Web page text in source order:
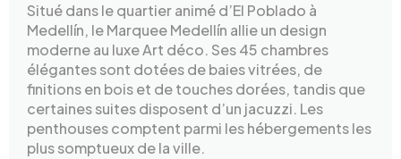
Situé dans le quartier animé d’El Poblado à
Medellín, le Marquee Medellín allie un design
moderne au luxe Art déco. Ses 45 chambres
élégantes sont dotées de baies vitrées, de
finitions en bois et de touches dorées, tandis que
certaines suites disposent d’un jacuzzi. Les
penthouses comptent parmi les hébergements les
plus somptueux de la ville.